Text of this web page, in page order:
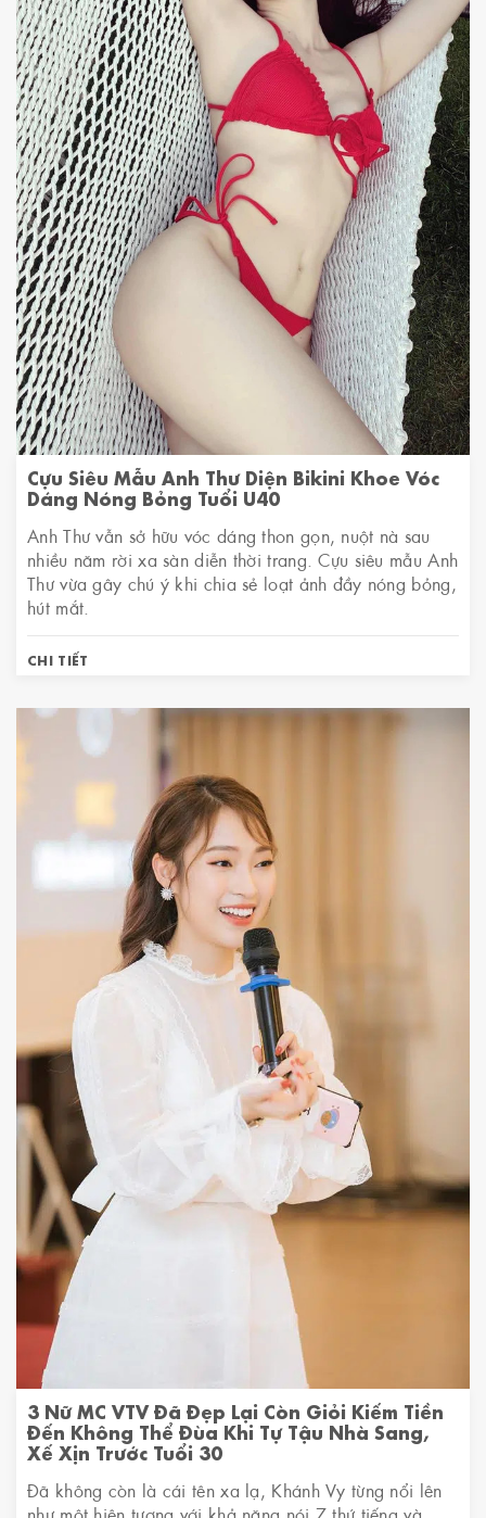
Cựu Siêu Mẫu Anh Thư Diện Bikini Khoe Vóc
Dáng Nóng Bỏng Tuổi U40
Anh Thư vẫn sở hữu vóc dáng thon gọn, nuột nà sau
nhiều năm rời xa sàn diễn thời trang. Cựu siêu mẫu Anh
Thư vừa gây chú ý khi chia sẻ loạt ảnh đầy nóng bỏng,
hút mắt.
CHI TIẾT
3 Nữ MC VTV Đã Đẹp Lại Còn Giỏi Kiếm Tiền
Đến Không Thể Đùa Khi Tự Tậu Nhà Sang,
Xế Xịn Trước Tuổi 30
Đã không còn là cái tên xa lạ, Khánh Vy từng nổi lên
như một hiện tượng với khả năng nói 7 thứ tiếng và